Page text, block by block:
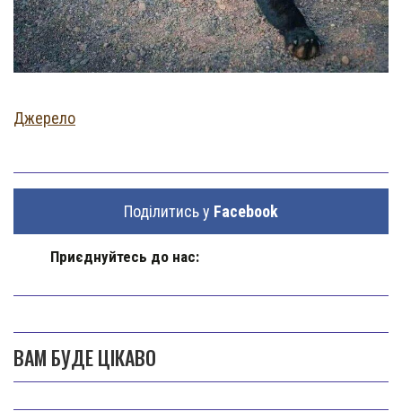
Джерело
Поділитись у Facebook
Приєднуйтесь до нас:
ВАМ БУДЕ ЦІКАВО